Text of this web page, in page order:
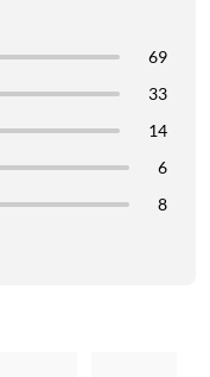
69
33
14
6
8